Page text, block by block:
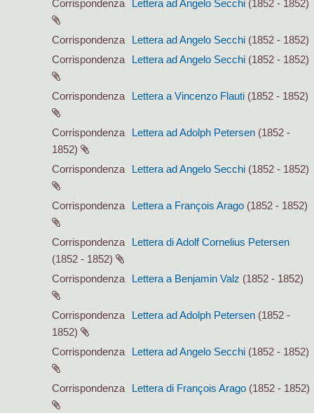
Corrispondenza Lettera ad Angelo Secchi (1852 - 1852)
Corrispondenza Lettera ad Angelo Secchi (1852 - 1852)
Corrispondenza
Lettera ad Angelo Secchi (1852 - 1852)
Corrispondenza Lettera a Vincenzo Flauti (1852 - 1852)
Corrispondenza Lettera ad Adolph Petersen (1852 -
1852)
Corrispondenza
Lettera ad Angelo Secchi (1852 - 1852)
Corrispondenza Lettera a François Arago (1852 - 1852)
Corrispondenza
Lettera di Adolf Cornelius Petersen
(1852 - 1852)
Corrispondenza
Lettera a Benjamin Valz (1852 - 1852)
Corrispondenza Lettera ad Adolph Petersen (1852 -
1852)
Corrispondenza
Lettera ad Angelo Secchi (1852 - 1852)
Corrispondenza Lettera di François Arago (1852 - 1852)